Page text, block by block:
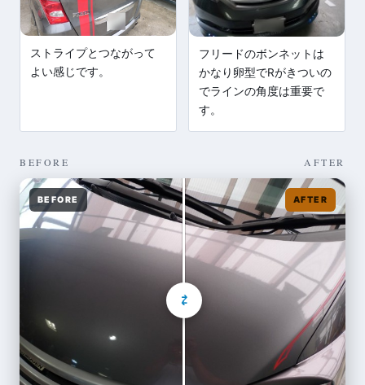
ストライプとつながって
よい感じです。
フリードのボンネットは
かなり卵型でRがきついの
でラインの角度は重要で
す。
BEFORE AFTER
BEFORE AFTER
⇄